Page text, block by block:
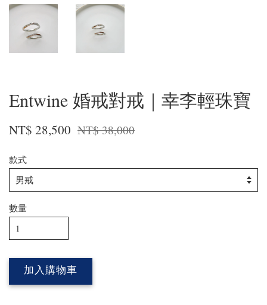
Entwine 婚戒對戒｜幸李輕珠寶
NT$ 28,500 NT$ 38,000
款式
數量
加入購物車